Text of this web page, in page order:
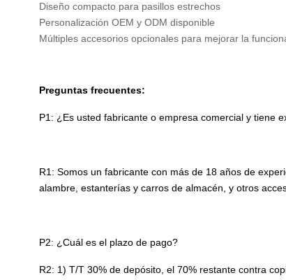
Diseño compacto para pasillos estrechos
Personalización OEM y ODM disponible
Múltiples accesorios opcionales para mejorar la
Preguntas frecuentes:
P1: ¿Es usted fabricante o empresa comercial y tiene
R1: Somos un fabricante con más de 18 años de
alambre, estanterías y carros de almacén, y otros
P2: ¿Cuál es el plazo de pago?
R2: 1) T/T 30% de depósito, el 70% restante contra